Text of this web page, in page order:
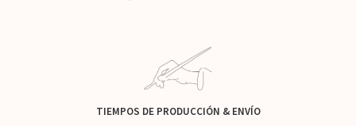
TIEMPOS DE PRODUCCIÓN & ENVÍO